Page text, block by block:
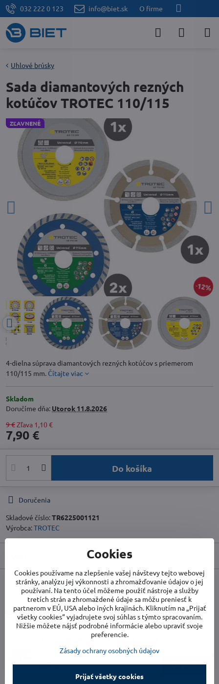
032 222 0 123 info@biet.sk O firme
ZĽAVNENÉ
12%
Uhlové brúsky
Sada diamantových rezných
kotúčov TROTEC 110/115
4-dielna súprava diamantových rezných kotúčov s priemerom
110/115 mm. Čítajte viac
Skladom
Doručíme dňa: Utorok 11.8.2026
9 €Zľava 1,10 €
7,90 €
Do košíka
Doručenia
Skladové číslo:TR6225001121
Výrobca:TROTEC
FacebookTwitterBlueskyPinterestRedditLinkedInWhatsApp
E-
mail
Súvisiace produkty
Uhlová brúska TROTEC PAGS 10-115
2 až 3 týždne
49 € Do košíka
Cookies
Cookies používame na zlepšenie vašej návštevy tejto webovej
stránky, analýzu jej výkonnosti a zhromažďovanie údajov o jej
používaní. Na tento účel môžeme použiť nástroje a služby
tretích strán a zhromaždené údaje sa môžu preniesť k
partnerom v EÚ, USA alebo iných krajinách. Kliknutím na „Prijať
všetky cookies“ vyjadrujete svoj súhlas s týmto spracovaním.
Nižšie môžete nájsť podrobné informácie alebo upraviť svoje
preferencie.
Zásady ochrany osobných údajov
Prijať všetky cookies